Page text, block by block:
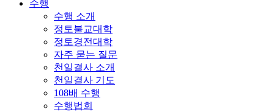
수행
수행 소개
정토불교대학
정토경전대학
자주 묻는 질문
천일결사 소개
천일결사 기도
108배 수행
수행법회